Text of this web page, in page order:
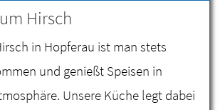
Hirsch
in Hopferau ist man stets
und genießt Speisen in
Unsere Küche legt dabei